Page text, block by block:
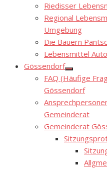
Riedisser
Regional
Umgebung
Die Bauern
Lebensmittel
Gössendorf
Show
sub
menu
FAQ (Häufige
Gössendorf
Gemeinderat
Gemeinderat